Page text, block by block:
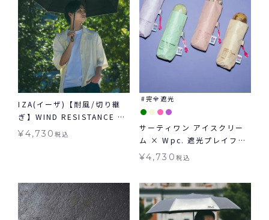
IZA(イーザ)【耐風/切り継
ぎ】WIND RESISTANCE ウ
ィンドレジスタンス 日傘 折
¥4,730税込
完全遮光
サーティワン アイスクリー
ム × Wpc. 遮光プレイフル
アイスクリーム ミニ 日傘 折
¥4,730 税込